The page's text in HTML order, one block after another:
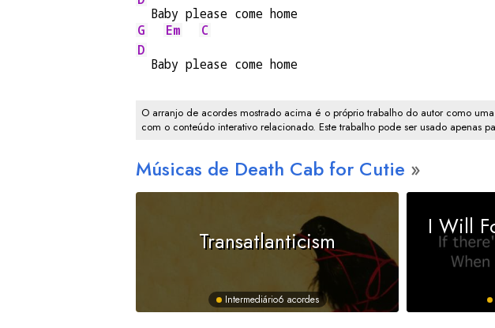
  Baby please come home
G
Em
C
D
  Baby please come home
O arranjo de acordes mostrado acima é o próprio trabalho do autor como
com o conteúdo interativo relacionado. Este trabalho pode ser usado apenas
Músicas de Death Cab for Cutie
Transatlanticism
Intermediário6 acordes
I Will